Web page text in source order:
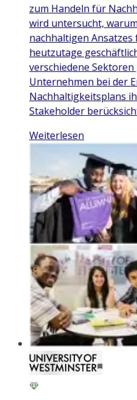
zum Handeln für
wird untersucht,
nachhaltigen
heutzutage
verschiedene
Unternehmen bei der
Nachhaltigkeitsplans
Stakeholder
Weiterlesen